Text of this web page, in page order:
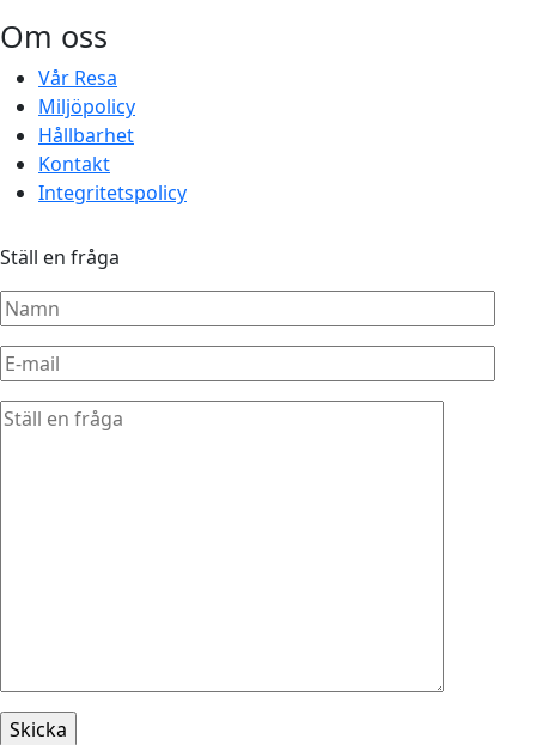
Om oss
Vår Resa
Miljöpolicy
Hållbarhet
Kontakt
Integritetspolicy
Ställ en fråga